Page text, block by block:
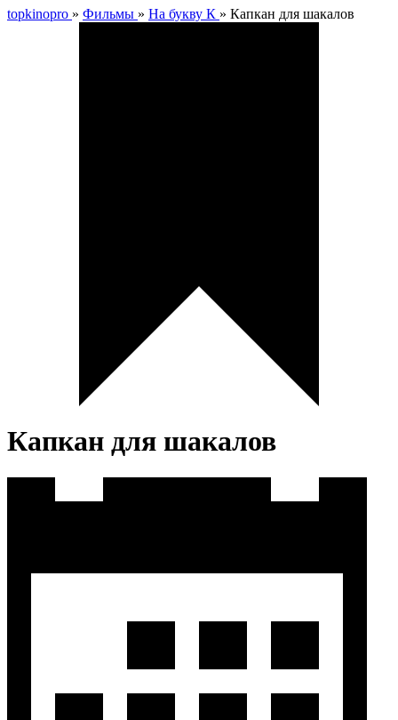
topkinopro » Фильмы » На букву К » Капкан для шакалов
Капкан для шакалов